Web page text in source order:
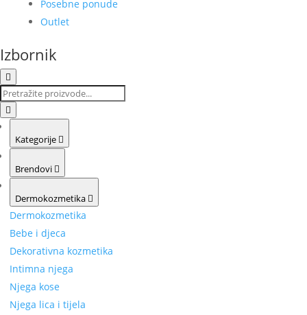
Posebne ponude
Outlet
Izbornik
Kategorije
Brendovi
Dermokozmetika
Dermokozmetika
Bebe i djeca
Dekorativna kozmetika
Intimna njega
Njega kose
Njega lica i tijela